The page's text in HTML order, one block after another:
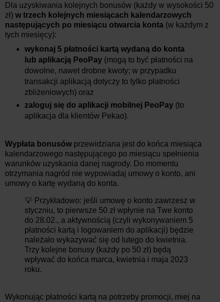
Dla uzyskiwania kolejnych bonusów (każdy w wysokości 50
zł) w trzech kolejnych miesiącach kalendarzowych
następujących po miesiącu otwarcia konta (w każdym z
tych miesięcy):
wykonaj 5 płatności kartą wydaną do konta
lub aplikacją PeoPay (mogą to być płatności na
dowolne, nawet drobne kwoty; w przypadku
transakcji aplikacją dotyczy to tylko płatności
zbliżeniowych) oraz
zaloguj się do aplikacji mobilnej PeoPay (to
aplikacja dla klientów Pekao).
Wypłata bonusów przewidziana jest do końca miesiąca
kalendarzowego następującego po miesiącu spełnienia
warunków uzyskania danej nagrody. Do momentu
otrzymania nagród nie wypowiadaj umowy o konto, ani
umowy o kartę wydaną do konta.
💡 Przykładowo: jeśli umowę o konto zawrzesz w
styczniu, to pierwsze 50 zł wpłynie na Twe konto
do 28.02., a aktywnością (czyli wykonywaniem 5
płatności kartą i logowaniem do aplikacji) będzie
należało wykazywać się od lutego do kwietnia.
Trzy kolejne bonusy (każdy po 50 zł) będą
wpływać do końca marca, kwietnia i maja 2023
roku.
Wykonując płatności kartą na potrzeby promocji, miej na